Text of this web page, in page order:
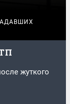
жуткого